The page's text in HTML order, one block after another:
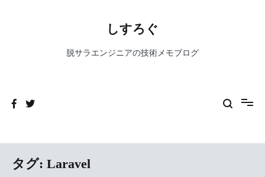
しすろぐ
脱サラエンジニアの技術メモブログ
タグ: Laravel